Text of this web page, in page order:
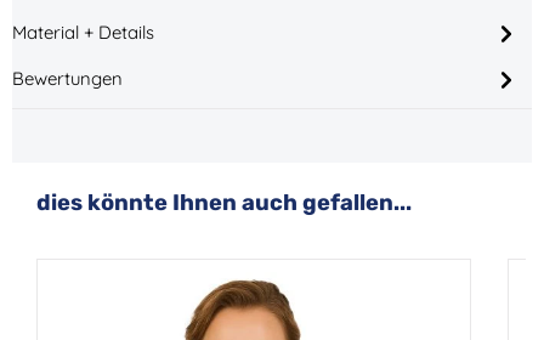
Material + Details
Bewertungen
Produktgalerie überspringen
dies könnte Ihnen auch gefallen...